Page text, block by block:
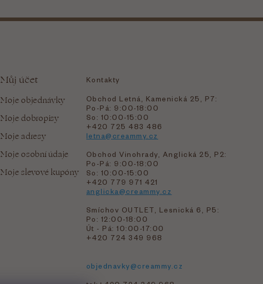
Můj účet
Moje objednávky
Moje dobropisy
Moje adresy
Moje osobní údaje
Moje slevové kupóny
Kontakty
Obchod Letná, Kamenická 25, P7:
Po-Pá: 9:00-18:00
So: 10:00-15:00
+420 725 483 486
letna@creammy.cz
Obchod Vinohrady, Anglická 25, P2:
Po-Pá: 9:00-18:00
So: 10:00-15:00
+420 779 971 421
anglicka@creammy.cz
Smíchov OUTLET, Lesnická 6, P5:
Po: 12:00-18:00
Út - Pá: 10:00-17:00
+420 724 349 968
objednavky@creammy.cz